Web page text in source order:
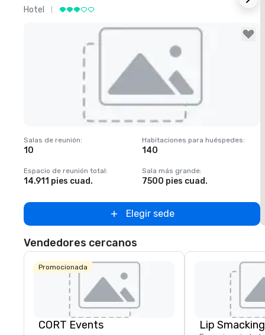
Hotel
Removed from favorites
Salas de reunión:
10
Habitaciones para huéspedes:
140
Espacio de reunión total:
14.911 pies cuad.
Sala más grande:
7500 pies cuad.
Elegir sede
Vendedores cercanos
Promocionada
CORT Events